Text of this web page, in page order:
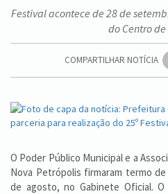
Festival acontece de 28 de
do Centro de
COMPARTILHAR NOTÍCIA
O Poder Público Municipal e a
Nova Petrópolis firmaram termo
de agosto, no Gabinete Oficial.